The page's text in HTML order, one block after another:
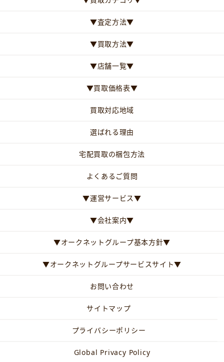
▼査定方法▼
▼買取方法▼
▼店舗一覧▼
▼買取価格表▼
買取対応地域
選ばれる理由
宅配買取の梱包方法
よくあるご質問
▼運営サービス▼
▼会社案内▼
▼オークネットグループ基本方針▼
▼オークネットグループサービスサイト▼
お問い合わせ
サイトマップ
プライバシーポリシー
Global Privacy Policy